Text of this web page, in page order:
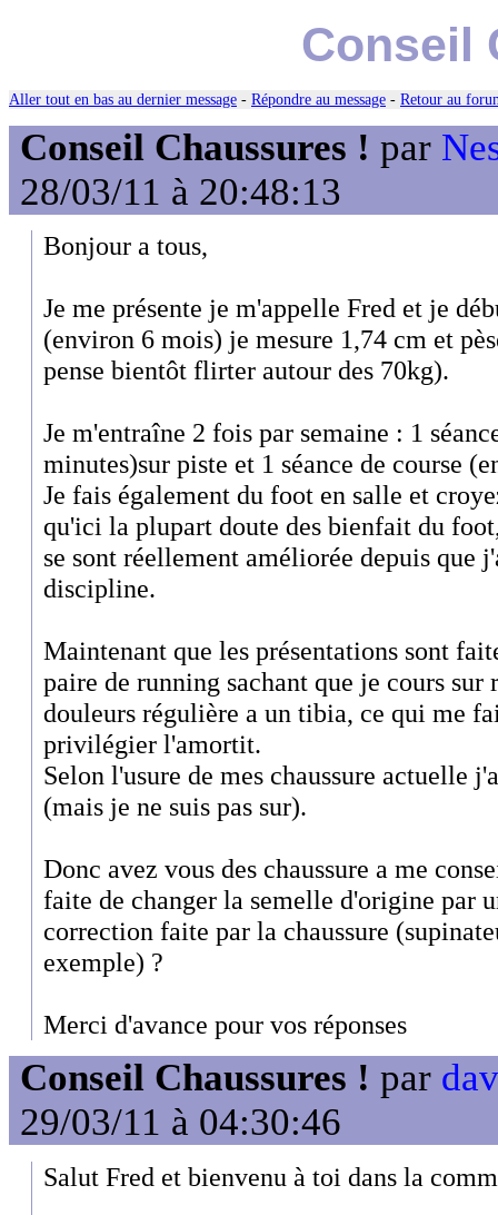
Conseil
Aller tout en bas au dernier message - Répondre au message - Retour au
Conseil Chaussures ! par
28/03/11 à 20:48:13
Bonjour a tous,
Je me présente je m'appelle Fred et je
(environ 6 mois) je mesure 1,74 cm et
pense bientôt flirter autour des 70kg).
Je m'entraîne 2 fois par semaine : 1
minutes)sur piste et 1 séance de course
Je fais également du foot en salle et
qu'ici la plupart doute des bienfait du
se sont réellement améliorée depuis que
discipline.
Maintenant que les présentations sont
paire de running sachant que je cours sur
douleurs régulière a un tibia, ce qui me
privilégier l'amortit.
Selon l'usure de mes chaussure actuelle
(mais je ne suis pas sur).
Donc avez vous des chaussure a me
faite de changer la semelle d'origine par
correction faite par la chaussure
exemple) ?
Merci d'avance pour vos réponses
Conseil Chaussures ! par
29/03/11 à 04:30:46
Salut Fred et bienvenu à toi dans la